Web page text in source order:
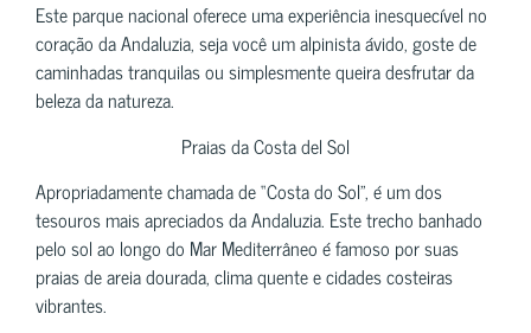
Este parque nacional oferece uma experiência inesquecível no
coração da Andaluzia, seja você um alpinista ávido, goste de
caminhadas tranquilas ou simplesmente queira desfrutar da
beleza da natureza.
Praias da Costa del Sol
Apropriadamente chamada de “Costa do Sol”, é um dos
tesouros mais apreciados da Andaluzia. Este trecho banhado
pelo sol ao longo do Mar Mediterrâneo é famoso por suas
praias de areia dourada, clima quente e cidades costeiras
vibrantes.